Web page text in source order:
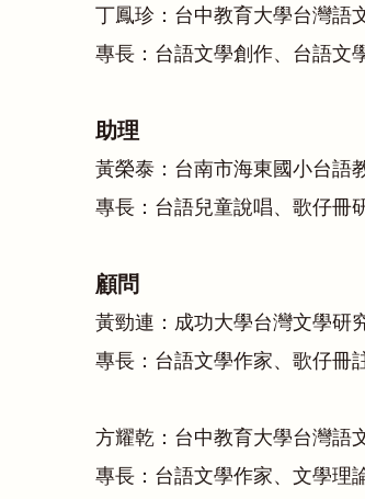
丁鳳珍：台中教育大學台灣語
專長：台語文學創作、台語文
助理
黃榮泰：台南市海東國小台語
專長：台語兒童說唱、歌仔冊
顧問
黃勁連：成功大學台灣文學研
專長：台語文學作家、歌仔冊
方耀乾：台中教育大學台灣語
專長：台語文學作家、文學理